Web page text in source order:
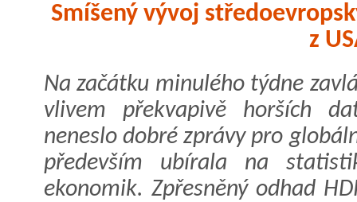
Smíšený vývoj
z
Na začátku minulého týdne
vlivem překvapivě horších
neneslo dobré zprávy pro
především ubírala na
ekonomik. Zpřesněný odhad